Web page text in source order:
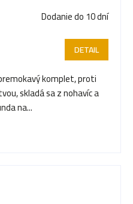
Dodanie do 10 dní
DETAIL
komplet, proti
skladá sa z nohavíc a
na...